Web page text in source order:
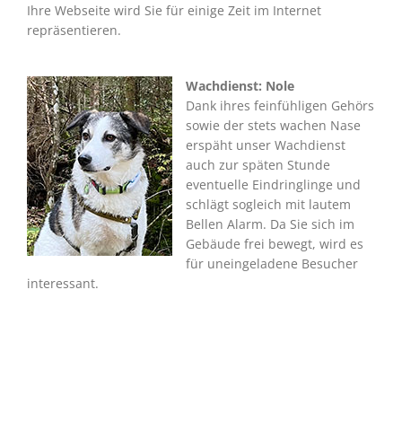
Ihre Webseite wird Sie für einige Zeit im Internet
repräsentieren.
Wachdienst: Nole
Dank ihres feinfühligen Gehörs
sowie der stets wachen Nase
erspäht unser Wachdienst
auch zur späten Stunde
eventuelle Eindringlinge und
schlägt sogleich mit lautem
Bellen Alarm. Da Sie sich im
Gebäude frei bewegt, wird es
für uneingeladene Besucher
interessant.